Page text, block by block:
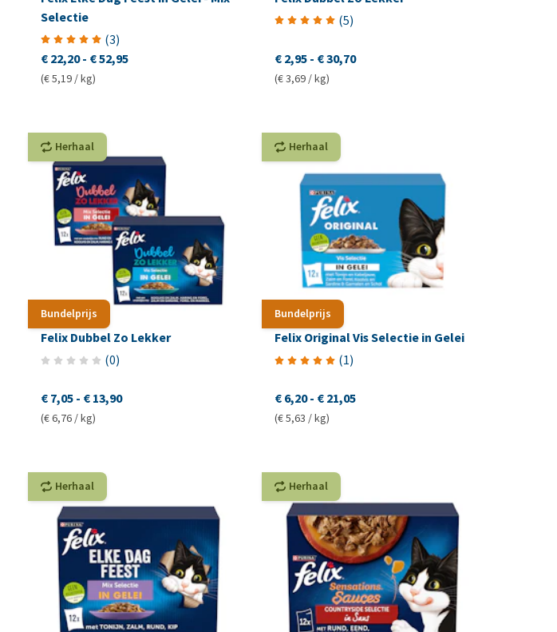
Selectie
(3)
€ 22,20 - € 52,95
(€ 5,19 / kg)
(5)
€ 2,95- € 30,70
(€ 3,69 / kg)
Bundelprijs
Herhaal
Felix Dubbel Zo Lekker
(0)
€ 7,05 - € 13,90
(€ 6,76 / kg)
Bundelprijs
Herhaal
Felix Original Vis Selectie in Gelei
(1)
€ 6,20- € 21,05
(€ 5,63 / kg)
Herhaal Herhaal